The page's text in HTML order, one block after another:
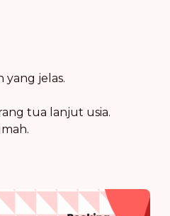
jelas.
tua lanjut usia.